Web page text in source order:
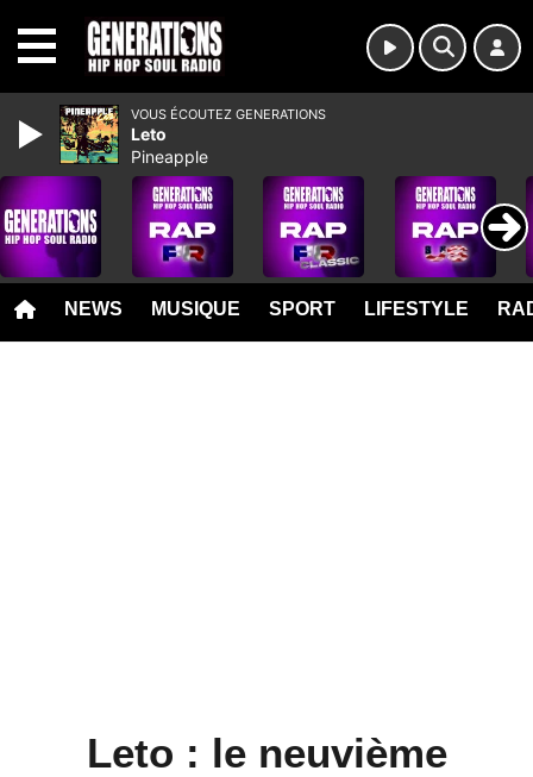
NEWS MUSIQUE SPORT LIFESTYLE
Leto : le neuvième
VOUS ÉCOUTEZ GENERATIONS
Leto
Pineapple